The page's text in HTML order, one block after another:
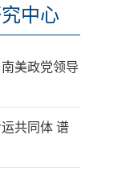
中心
美政党领导
共同体 谱